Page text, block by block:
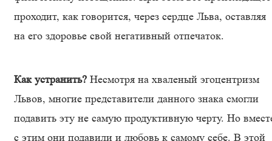
проходит, как говорится, через сердце Льва, оставляя
на его здоровье свой негативный отпечаток.
Как устранить? Несмотря на хваленый эгоцентризм
Львов, многие представители данного знака смогли
подавить эту не самую продуктивную черту. Но
с этим они подавили и любовь к самому себе. В этой